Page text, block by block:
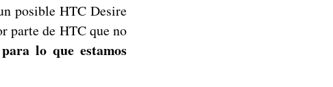
posible HTC Desire
parte de HTC que no
lo que estamos